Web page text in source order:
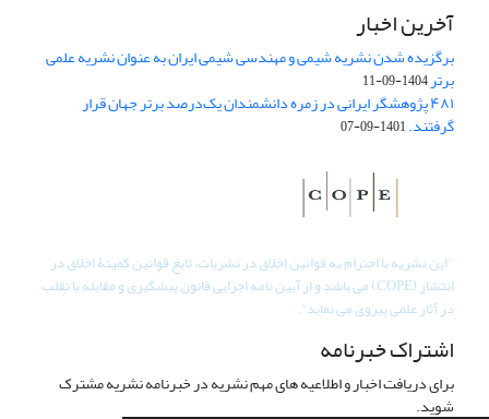
آخرین اخبار
برگزیده شدن نشریه شیمی و مهندسی شیمی ایران به عنوان نشریه علمی
برتر1404-09-11
۴۸۱ پژوهشگر ایرانی در زمره دانشمندان یک‌درصد برتر جهان قرار
گرفتند.1401-09-07
"این نشریه با احترام به قوانین اخلاق در نشریات، تابع قوانین کمیتۀ اخلاق در
انتشار (COPE) می باشد و از آیین نامه اجرایی قانون پیشگیری و مقابله با تقلب
در آثار علمی پیروی می نماید".
اشتراک خبرنامه
برای دریافت اخبار و اطلاعیه های مهم نشریه در خبرنامه نشریه مشترک
شوید.